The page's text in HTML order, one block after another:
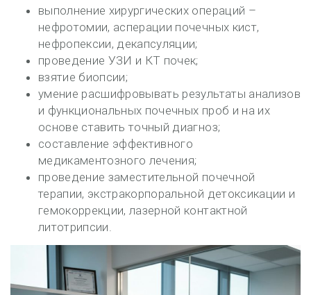
выполнение хирургических операций –
нефротомии, асперации почечных кист,
нефропексии, декапсуляции;
проведение УЗИ и КТ почек;
взятие биопсии;
умение расшифровывать результаты анализов
и функциональных почечных проб и на их
основе ставить точный диагноз;
составление эффективного
медикаментозного лечения;
проведение заместительной почечной
терапии, экстракорпоральной детоксикации и
гемокоррекции, лазерной контактной
литотрипсии.